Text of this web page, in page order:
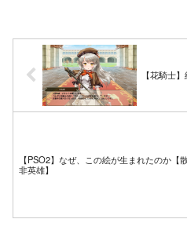
【花騎士
【PSO2】なぜ、この絵が生まれたのか【散
非英雄】